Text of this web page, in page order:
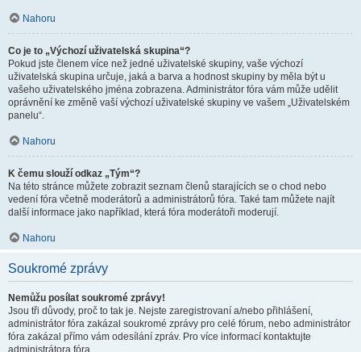
Nahoru
Co je to „Výchozí uživatelská skupina“?
Pokud jste členem více než jedné uživatelské skupiny, vaše výchozí
uživatelská skupina určuje, jaká a barva a hodnost skupiny by měla být u
vašeho uživatelského jména zobrazena. Administrátor fóra vám může udělit
oprávnění ke změně vaší výchozí uživatelské skupiny ve vašem „Uživatelském
panelu“.
Nahoru
K čemu slouží odkaz „Tým“?
Na této stránce můžete zobrazit seznam členů starajících se o chod nebo
vedení fóra včetně moderátorů a administrátorů fóra. Také tam můžete najít
další informace jako například, která fóra moderátoři moderují.
Nahoru
Soukromé zprávy
Nemůžu posílat soukromé zprávy!
Jsou tři důvody, proč to tak je. Nejste zaregistrovaní a/nebo přihlášení,
administrátor fóra zakázal soukromé zprávy pro celé fórum, nebo administrátor
fóra zakázal přímo vám odesílání zpráv. Pro více informací kontaktujte
administrátora fóra.